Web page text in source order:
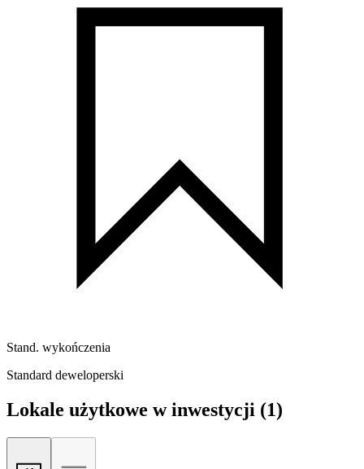
Stand. wykończenia
Standard deweloperski
Lokale użytkowe w inwestycji (1)